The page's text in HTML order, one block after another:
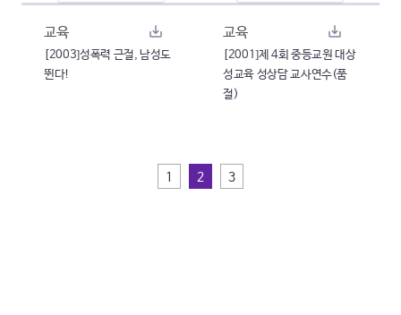
교육
[2003]성폭력 근절, 남성도
뛴다!
교육
[2001]제 4회 중등교원 대상
성교육 성상담 교사연수(품
절)
1 2 3